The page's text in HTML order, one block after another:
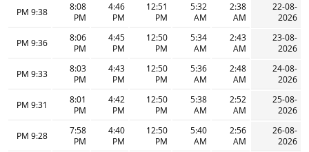
22-08-
2026
2:38
AM
5:32
AM
12:51
PM
4:46
PM
8:08
PM
9:38 PM
23-08-
2026
2:43
AM
5:34
AM
12:50
PM
4:45
PM
8:06
PM
9:36 PM
24-08-
2026
2:48
AM
5:36
AM
12:50
PM
4:43
PM
8:03
PM
9:33 PM
25-08-
2026
2:52
AM
5:38
AM
12:50
PM
4:42
PM
8:01
PM
9:31 PM
26-08-
2026
2:56
AM
5:40
AM
12:50
PM
4:40
PM
7:58
PM
9:28 PM